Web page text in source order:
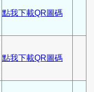
點我下載QR圖碼
點我下載QR圖碼